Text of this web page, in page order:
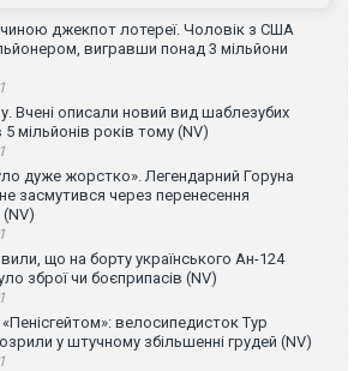
джекпот лотереї. Чоловік з США
вигравши понад 3 мільйони
Вчені описали новий вид шаблезубих
мільйонів років тому (NV)
дуже жорстко». Легендарний Горуна
засмутився через перенесення
(NV)
що на борту українського Ан-124
зброї чи боєприпасів (NV)
велосипедисток Тур
у штучному збільшенні грудей (NV)